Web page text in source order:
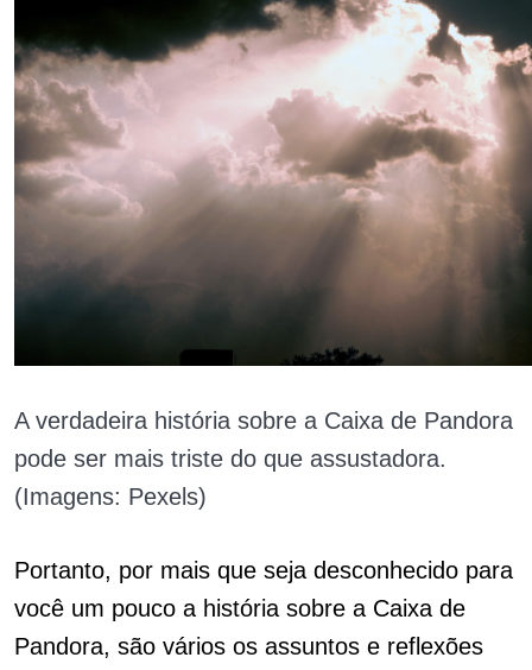
A verdadeira história sobre a Caixa de Pandora
pode ser mais triste do que assustadora.
(Imagens: Pexels)
Portanto, por mais que seja desconhecido para
você um pouco a história sobre a Caixa de
Pandora, são vários os assuntos e reflexões